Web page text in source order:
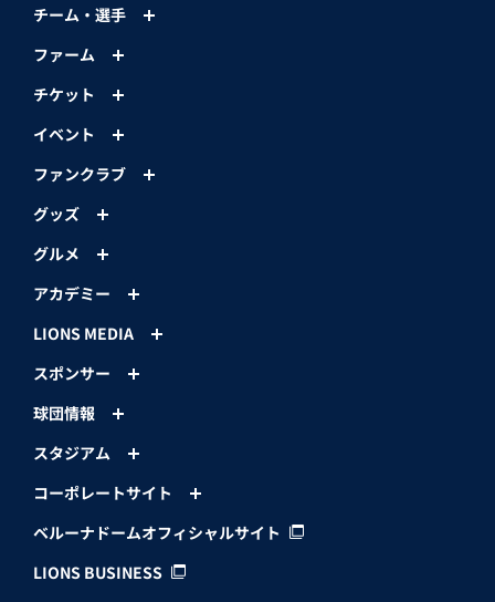
チーム・選手
ファーム
チケット
イベント
ファンクラブ
グッズ
グルメ
アカデミー
LIONS MEDIA
スポンサー
球団情報
スタジアム
コーポレートサイト
ベルーナドームオフィシャルサイト
LIONS BUSINESS